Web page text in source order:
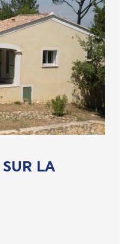
LA